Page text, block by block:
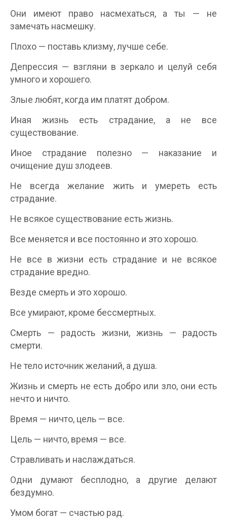
Они имеют право насмехаться, а ты — не
замечать насмешку.
Плохо — поставь клизму, лучше себе.
Депрессия — взгляни в зеркало и целуй себя
умного и хорошего.
Злые любят, когда им платят добром.
Иная жизнь есть страдание, а не все
существование.
Иное страдание полезно — наказание и
очищение душ злодеев.
Не всегда желание жить и умереть есть
страдание.
Не всякое существование есть жизнь.
Все меняется и все постоянно и это хорошо.
Не все в жизни есть страдание и не всякое
страдание вредно.
Везде смерть и это хорошо.
Все умирают, кроме бессмертных.
Смерть — радость жизни, жизнь — радость
смерти.
Не тело источник желаний, а душа.
Жизнь и смерть не есть добро или зло, они есть
нечто и ничто.
Время — ничто, цель — все.
Цель — ничто, время — все.
Стравливать и наслаждаться.
Одни думают бесплодно, а другие делают
бездумно.
Умом богат — счастью рад.